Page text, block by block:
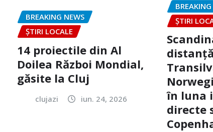
BREAKING NEWS
ȘTIRI LOCALE
14 proiectile din Al
Doilea Război Mondial,
găsite la Cluj
clujazi iun. 24, 2026
ȘTIRI
în luna
directe